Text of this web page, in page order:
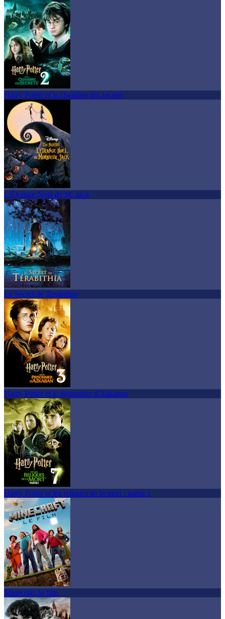
Harry Potter et la chambre des secrets
L'Étrange Noël de M. Jack
Le Secret de Terabithia
Harry Potter et le prisonnier d'Azkaban
Harry Potter et les reliques de la mort : partie 1
Minecraft, le film